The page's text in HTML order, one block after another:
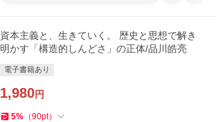
資本主義と、生きていく。 歴史と思想で解き
明かす「構造的しんどさ」の正体/品川皓亮
電子書籍あり
1,980円
5% （90pt）